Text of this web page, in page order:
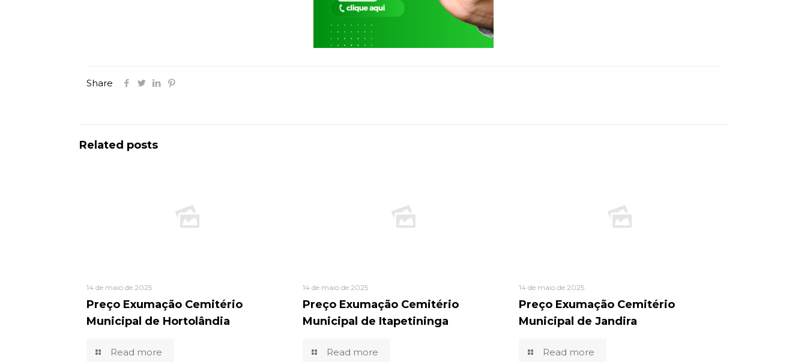
Share
Related posts
14 de maio de 2025
Preço Exumação Cemitério
Municipal de Hortolândia
Read more
14 de maio de 2025
Preço Exumação Cemitério
Municipal de Itapetininga
Read more
14 de maio de 2025
Preço Exumação Cemitério
Municipal de Jandira
Read more